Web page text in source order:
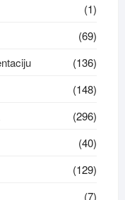
(1)
(69)
(136)
(148)
(296)
(40)
(129)
(7)